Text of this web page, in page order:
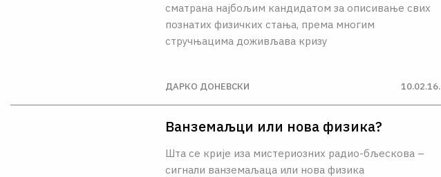
сматрана најбољим кандидатом за описивање свих
познатих физичких стања, према многим
стручњацима доживљава кризу
ДАРКО ДОНЕВСКИ 10.02.16.
Ванземаљци или нова физика?
Шта се крије иза мистериозних радио-бљескова –
сигнали ванземаљаца или нова физика